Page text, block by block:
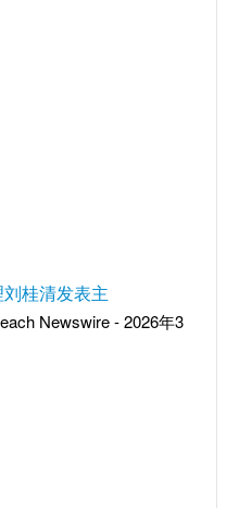
桂清发表主
Newswire - 2026年3